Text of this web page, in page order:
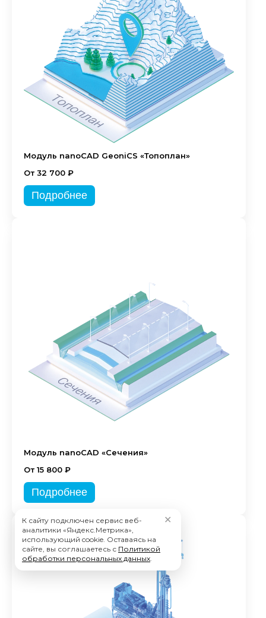
Модуль nanoCAD GeoniCS «Топоплан»
От 32 700 ₽
Подробнее
Модуль nanoCAD «Сечения»
От 15 800 ₽
Подробнее
К сайту подключен сервис веб-
аналитики «Яндекс.Метрика»,
использующий cookie. Оставаясь на
сайте, вы соглашаетесь с Политикой
обработки персональных данных.
✕